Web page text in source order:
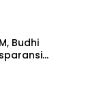
Budhi